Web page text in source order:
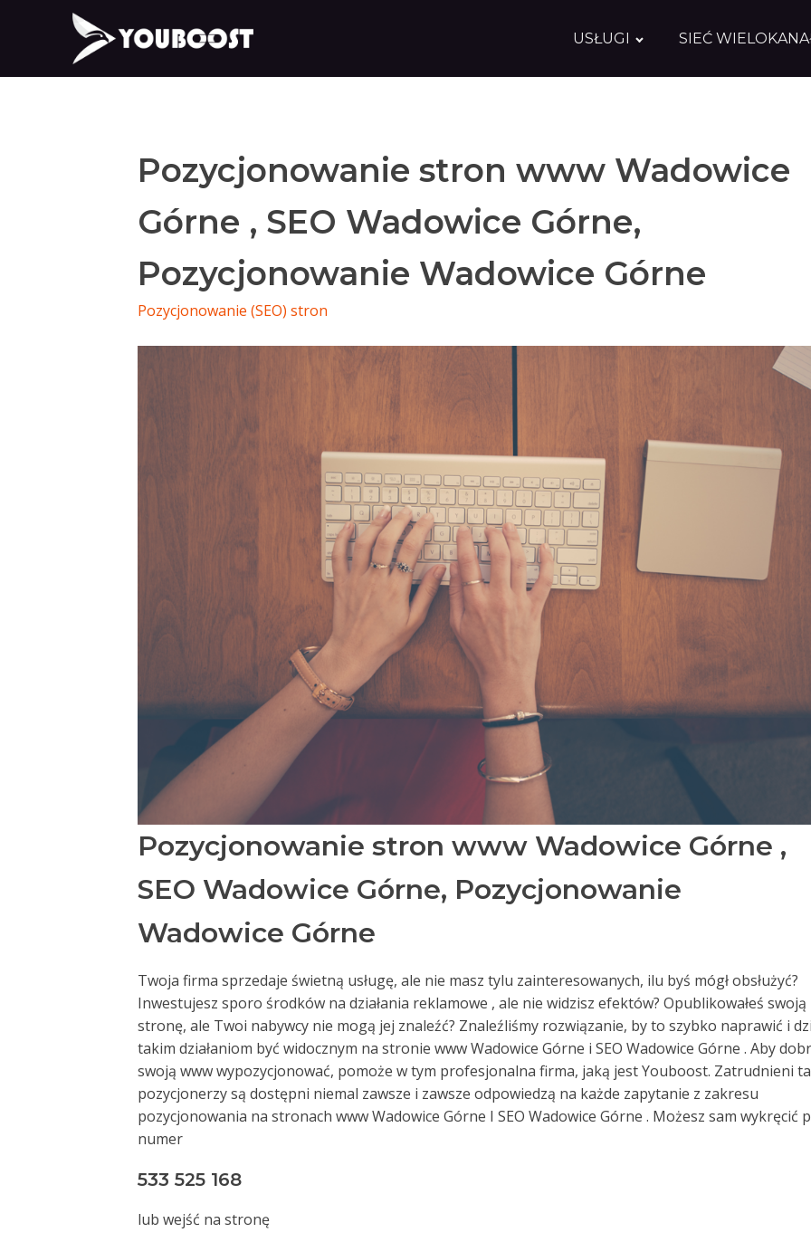
USŁUGI SIEĆ
Pozycjonowanie stron www Wadowice
Górne , SEO Wadowice Górne,
Pozycjonowanie Wadowice Górne
Pozycjonowanie (SEO) stron
Pozycjonowanie stron www Wadowice Górne ,
SEO Wadowice Górne, Pozycjonowanie
Wadowice Górne
Twoja firma sprzedaje świetną usługę, ale nie masz tylu zainteresowanych, ilu byś mógł obsłużyć?
Inwestujesz sporo środków na działania reklamowe , ale nie widzisz efektów? Opublikowałeś swoją
stronę, ale Twoi nabywcy nie mogą jej znaleźć? Znaleźliśmy rozwiązanie, by to szybko naprawić i
takim działaniom być widocznym na stronie www Wadowice Górne i SEO Wadowice Górne . Aby
swoją www wypozycjonować, pomoże w tym profesjonalna firma, jaką jest Youboost. Zatrudnieni
pozycjonerzy są dostępni niemal zawsze i zawsze odpowiedzą na każde zapytanie z zakresu
pozycjonowania na stronach www Wadowice Górne I SEO Wadowice Górne . Możesz sam wykręcić
numer
533 525 168
lub wejść na stronę